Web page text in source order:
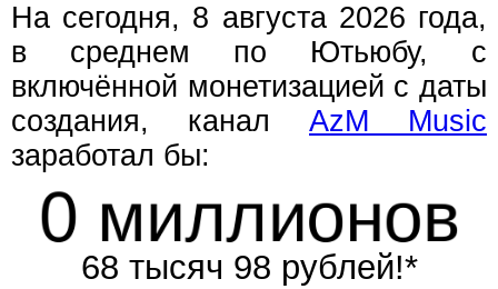
На сегодня, 8 августа 2026 года,
в среднем по Ютьюбу, с
включённой монетизацией с даты
создания, канал AzM Music
заработал бы:
0 миллионов
68 тысяч 98 рублей!*